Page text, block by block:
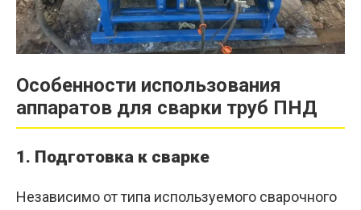
Особенности использования
аппаратов для сварки труб ПНД
1. Подготовка к сварке
Независимо от типа используемого сварочного